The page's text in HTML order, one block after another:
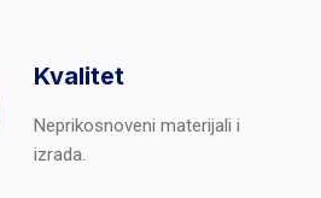
Kvalitet
Neprikosnoveni materijali i
izrada.